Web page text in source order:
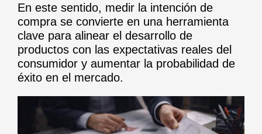
En este sentido, medir la intención de
compra se convierte en una herramienta
clave para alinear el desarrollo de
productos con las expectativas reales del
consumidor y aumentar la probabilidad de
éxito en el mercado.